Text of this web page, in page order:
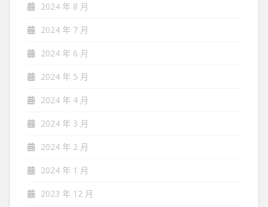
2024 年 8 月
2024 年 7 月
2024 年 6 月
2024 年 5 月
2024 年 4 月
2024 年 3 月
2024 年 2 月
2024 年 1 月
2023 年 12 月